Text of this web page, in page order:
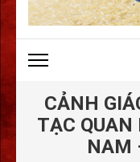
CẢNH
TẠC QUAN
NAM